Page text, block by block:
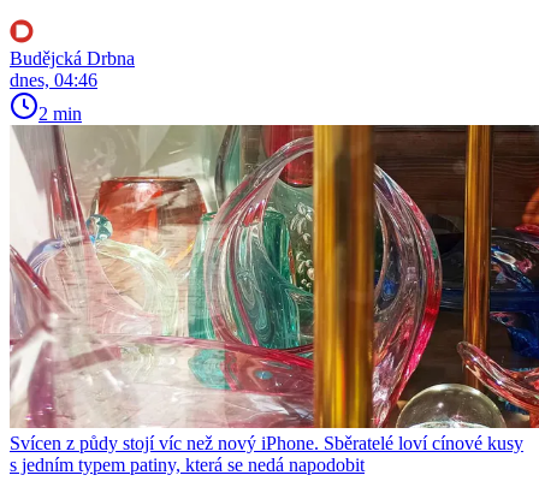
Budějcká Drbna
dnes, 04:46
2 min
Svícen z půdy stojí víc než nový iPhone. Sběratelé loví cínové kusy
s jedním typem patiny, která se nedá napodobit